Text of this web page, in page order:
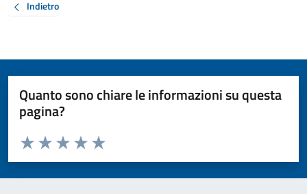
Indietro
Quanto sono chiare le informazioni su questa
pagina?
Valuta da 1 a 5 stelle la pagina
Valuta 5 stelle su 5
Valuta 4 stelle su 5
Valuta 3 stelle su 5
Valuta 2 stelle su 5
Valuta 1 stelle su 5